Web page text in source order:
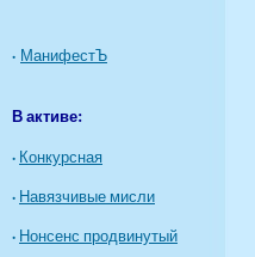
· МанифестЪ
В активе:
· Конкурсная
· Навязчивые мисли
· Нонсенс продвинутый